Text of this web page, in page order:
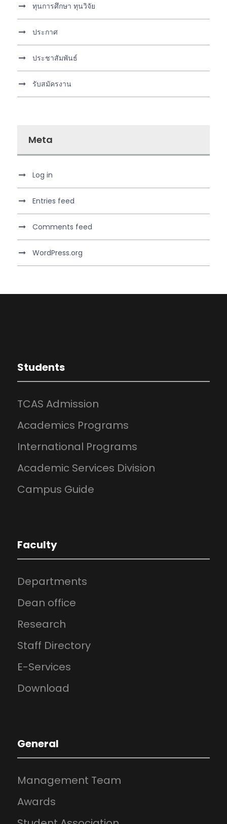
ทุนการศึกษา ทุนวิจัย
ประกาศ
ประชาสัมพันธ์
รับสมัครงาน
Meta
Log in
Entries feed
Comments feed
WordPress.org
Students
TCAS Admission
Academics Programs
International Programs
Academic Services Division
Campus Guide
Faculty
Departments
Dean office
Research
Staff Directory
E-Services
Download
General
Management Team
Awards